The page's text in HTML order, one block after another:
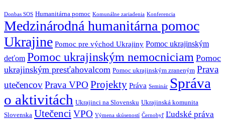
Donbas SOS Humanitárna pomoc Komunálne zariadenia Konferencia
Medzinárodná humanitárna pomoc
Ukrajine Pomoc pre východ Ukrajiny Pomoc ukrajinským
deťom Pomoc ukrajinským nemocniciam Pomoc
ukrajinským presťahovalcom Pomoc ukrajinským zraneným Prava
utečencovPrava VPO Projekty Práva Seminár Správa
o aktivitách Ukrajinci na Slovensku Ukrajinská komunita
Slovenska UtečenciVPO Výmena skúseností Černobyľ Ľudské práva